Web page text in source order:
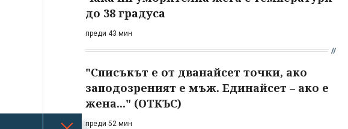
до 38 градуса
преди 43 мин
"Списъкът е от дванайсет точки, ако
заподозреният е мъж. Единайсет – ако е
жена..." (ОТКЪС)
преди 52 мин